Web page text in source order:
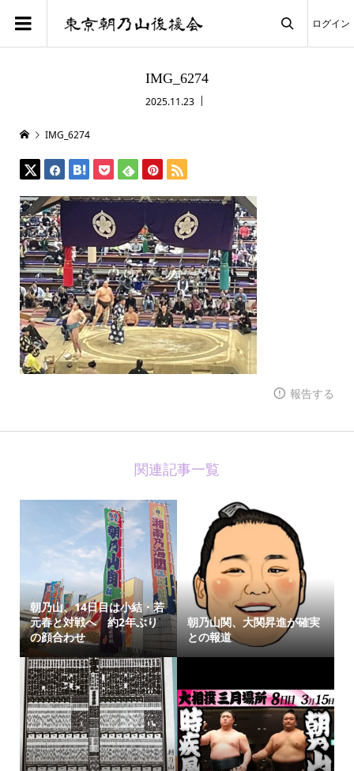
ログイン
IMG_6274
2025.11.23
IMG_6274
報告する
関連記事一覧
朝乃山、14日目は小結・若
元春と対戦へ 約2年ぶり
の顔合わせ
朝乃山関、大関昇進が確実
との報道